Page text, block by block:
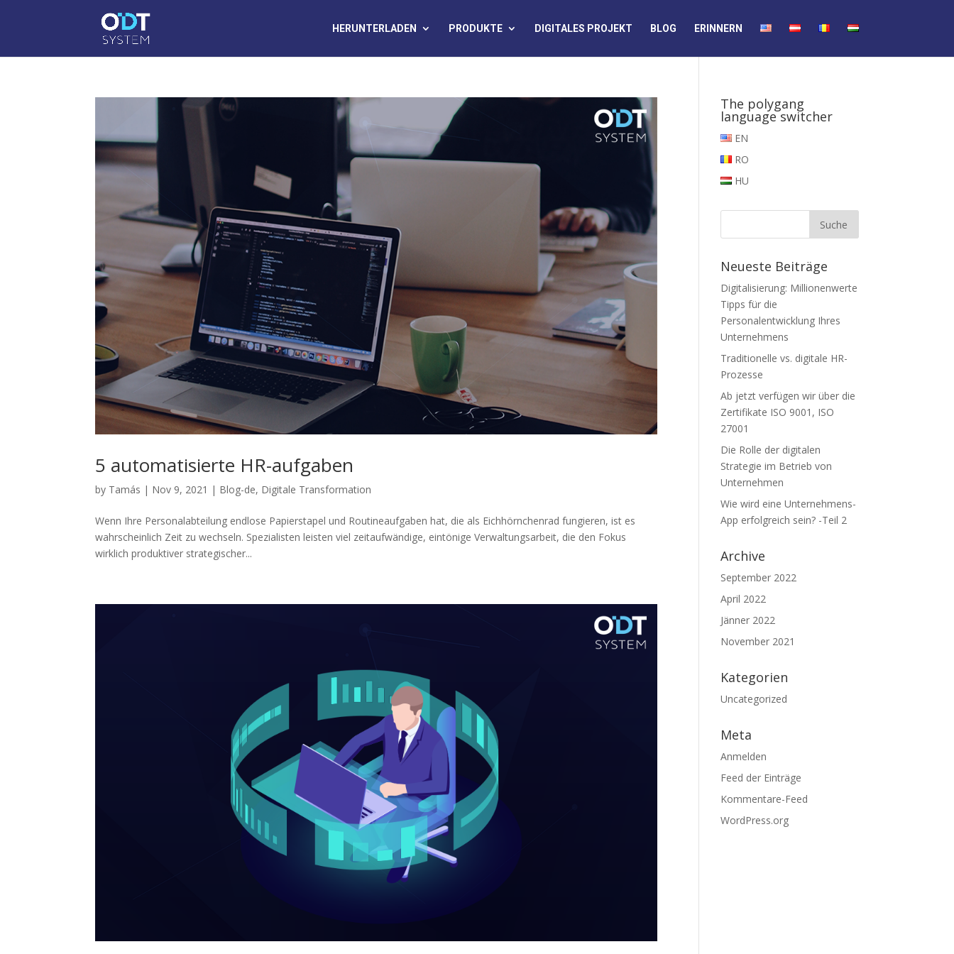
HERUNTERLADEN PRODUKTE DIGITALES PROJEKT BLOG ERINNERN
5 automatisierte HR-aufgaben
by Tamás | Nov 9, 2021 | Blog-de, Digitale Transformation
Wenn Ihre Personalabteilung endlose Papierstapel und Routineaufgaben hat, die als Eichhörnchenrad fungieren, ist es
wahrscheinlich Zeit zu wechseln. Spezialisten leisten viel zeitaufwändige, eintönige Verwaltungsarbeit, die den Fokus
wirklich produktiver strategischer...
The polygang
language switcher
EN
RO
HU
Neueste Beiträge
Digitalisierung: Millionenwerte
Tipps für die
Personalentwicklung Ihres
Unternehmens
Traditionelle vs. digitale HR-
Prozesse
Ab jetzt verfügen wir über die
Zertifikate ISO 9001, ISO
27001
Die Rolle der digitalen
Strategie im Betrieb von
Unternehmen
Wie wird eine Unternehmens-
App erfolgreich sein? -Teil 2
Archive
September 2022
April 2022
Jänner 2022
November 2021
Kategorien
Uncategorized
Meta
Anmelden
Feed der Einträge
Kommentare-Feed
WordPress.org